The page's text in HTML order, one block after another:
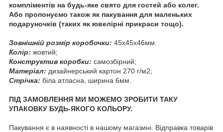
компліментів на будь-яке свято для гостей або колег.
Або пропонуємо також як пакування для маленьких
подаруночків (таких як ювелірні прикраси тощо).
Зовнішній розмір коробочки: 45х45х46мм.
Колір: жовтий;
Конструктив коробки: самозбірний;
Матеріал: дизайнерський картон 270 г/м2;
Стрічка: біла атласна, ширина 6мм.
ПІД ЗАМОВЛЕННЯ МИ МОЖЕМО ЗРОБИТИ ТАКУ
УПАКОВКУ БУДЬ-ЯКОГО КОЛЬОРУ.
Пакування є в наявності в нашому магазині. Відправка товарів